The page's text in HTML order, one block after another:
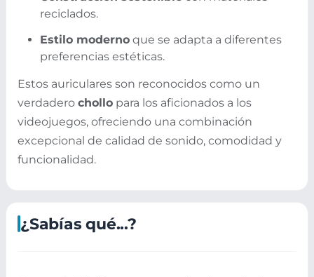
reciclados.
Estilo moderno que se adapta a diferentes
preferencias estéticas.
Estos auriculares son reconocidos como un
verdadero chollo para los aficionados a los
videojuegos, ofreciendo una combinación
excepcional de calidad de sonido, comodidad y
funcionalidad.
¿Sabías qué...?